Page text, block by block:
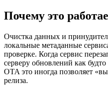
Почему это
Очистка данных и
локальные метаданные
проверке. Когда сервис
серверу обновлений как
OTA это иногда позволяет
релиза.